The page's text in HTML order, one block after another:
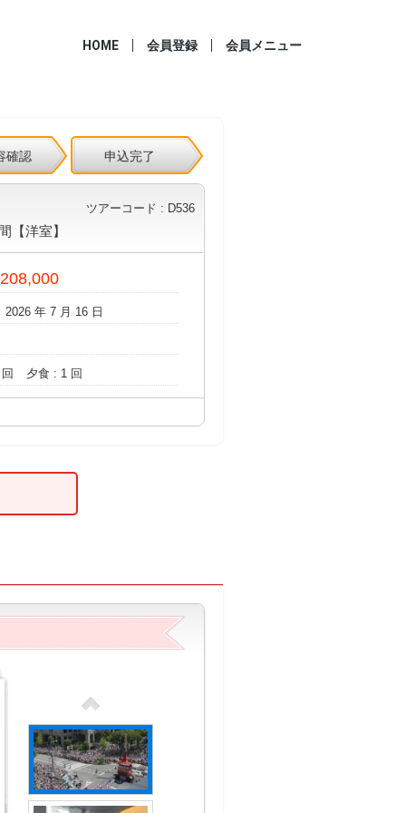
HOME 会員登録 会員メニュー
確認 申込完了
ツアーコード : D536
【洋室】
年 7 月 16 日
夕食 : 1 回